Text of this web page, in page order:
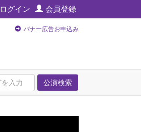
ログイン 会員登録
バナー広告お申込み
公演検索